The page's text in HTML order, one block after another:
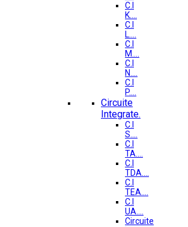
C.I
K....
C.I
L....
C.I
M....
C.I
N....
C.I
P....
Circuite
Integrate.
C.I
S....
C.I
TA....
C.I
TDA....
C.I
TEA....
C.I
UA....
Circuite